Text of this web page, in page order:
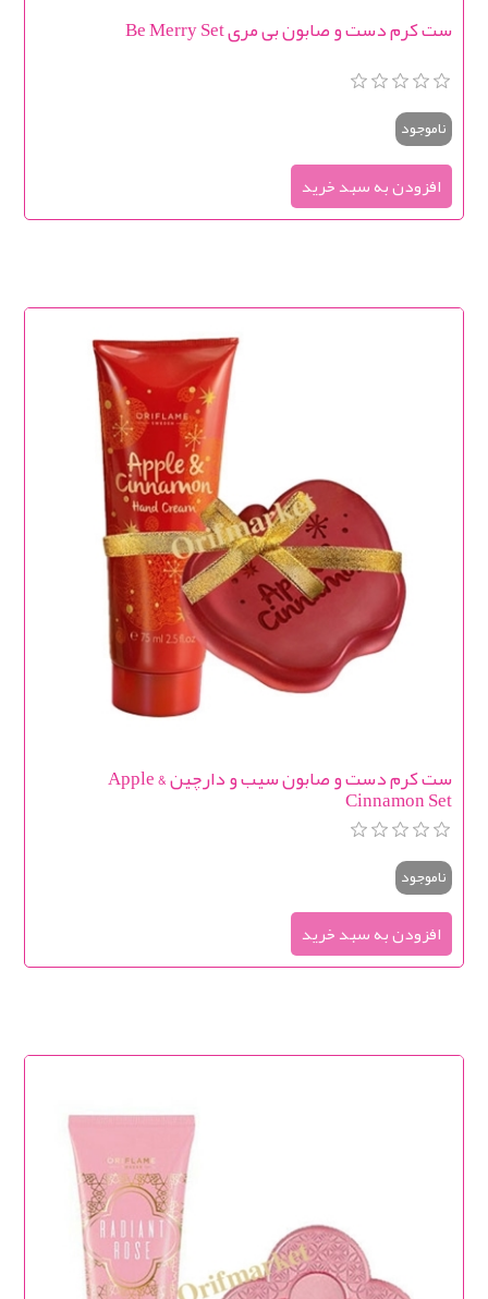
ست کرم دست و صابون بی مری Be Merry Set
ناموجود
ست کرم دست و صابون سیب و دارچین Apple &
Cinnamon Set
ناموجود